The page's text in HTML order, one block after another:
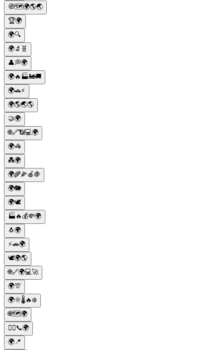
🧭🗺️🌍🌎🌏
🏆🌍
🌍🔍
🌍🔬🧬
👤💭🌍
🌍🔥🏭🚂🚚
🌍🚗⚡️
🌍🌎🌏🌎
🤝🌍
🌐🔗📶💻🌍
🌍🦓
💑🌍
🌍🌾🌽🍎🍇
🌍🐘
🌍🕊️
🏭🔥💰💸🌍
🐧🌍
⚡️🚗🌍
🕊️🌍🌎
🌐🔗🌍💻🚀
🌍🦒
🌍🌞🌡️🔥❄️
🌐🗺️🌍
🚶‍♂️📞🌍
🌍📍